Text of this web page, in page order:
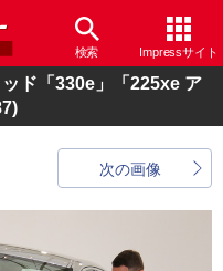
検索 Impressサイト
ド「330e」「225xe ア
次の画像